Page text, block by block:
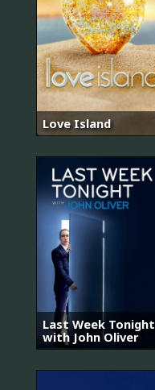
Love Island
Last Week Tonight
with John Oliver